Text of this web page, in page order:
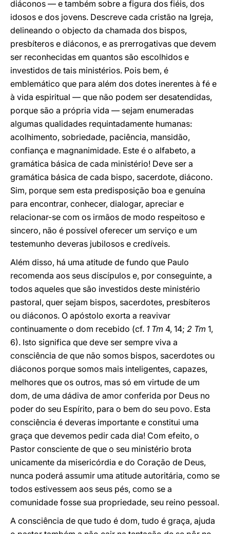
diáconos — e também sobre a figura dos fiéis, dos
idosos e dos jovens. Descreve cada cristão na Igreja,
delineando o objecto da chamada dos bispos,
presbíteros e diáconos, e as prerrogativas que devem
ser reconhecidas em quantos são escolhidos e
investidos de tais ministérios. Pois bem, é
emblemático que para além dos dotes inerentes à fé e
à vida espiritual — que não podem ser desatendidas,
porque são a própria vida — sejam enumeradas
algumas qualidades requintadamente humanas:
acolhimento, sobriedade, paciência, mansidão,
confiança e magnanimidade. Este é o alfabeto, a
gramática básica de cada ministério! Deve ser a
gramática básica de cada bispo, sacerdote, diácono.
Sim, porque sem esta predisposição boa e genuína
para encontrar, conhecer, dialogar, apreciar e
relacionar-se com os irmãos de modo respeitoso e
sincero, não é possível oferecer um serviço e um
testemunho deveras jubilosos e credíveis.
Além disso, há uma atitude de fundo que Paulo
recomenda aos seus discípulos e, por conseguinte, a
todos aqueles que são investidos deste ministério
pastoral, quer sejam bispos, sacerdotes, presbíteros
ou diáconos. O apóstolo exorta a reavivar
continuamente o dom recebido (cf. 1 Tm 4, 14; 2 Tm 1,
6). Isto significa que deve ser sempre viva a
consciência de que não somos bispos, sacerdotes ou
diáconos porque somos mais inteligentes, capazes,
melhores que os outros, mas só em virtude de um
dom, de uma dádiva de amor conferida por Deus no
poder do seu Espírito, para o bem do seu povo. Esta
consciência é deveras importante e constitui uma
graça que devemos pedir cada dia! Com efeito, o
Pastor consciente de que o seu ministério brota
unicamente da misericórdia e do Coração de Deus,
nunca poderá assumir uma atitude autoritária, como se
todos estivessem aos seus pés, como se a
comunidade fosse sua propriedade, seu reino pessoal.
A consciência de que tudo é dom, tudo é graça, ajuda